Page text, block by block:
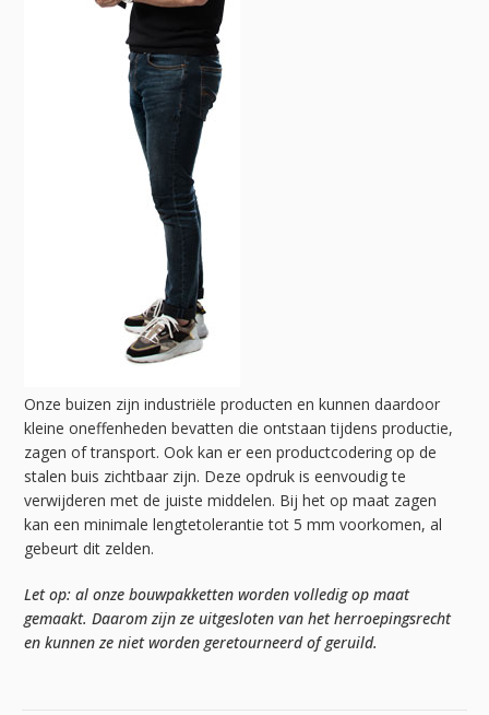
Onze buizen zijn industriële producten en kunnen daardoor
kleine oneffenheden bevatten die ontstaan tijdens productie,
zagen of transport. Ook kan er een productcodering op de
stalen buis zichtbaar zijn. Deze opdruk is eenvoudig te
verwijderen met de juiste middelen. Bij het op maat zagen
kan een minimale lengtetolerantie tot 5 mm voorkomen, al
gebeurt dit zelden.
Let op: al onze bouwpakketten worden volledig op maat
gemaakt. Daarom zijn ze uitgesloten van het herroepingsrecht
en kunnen ze niet worden geretourneerd of geruild.